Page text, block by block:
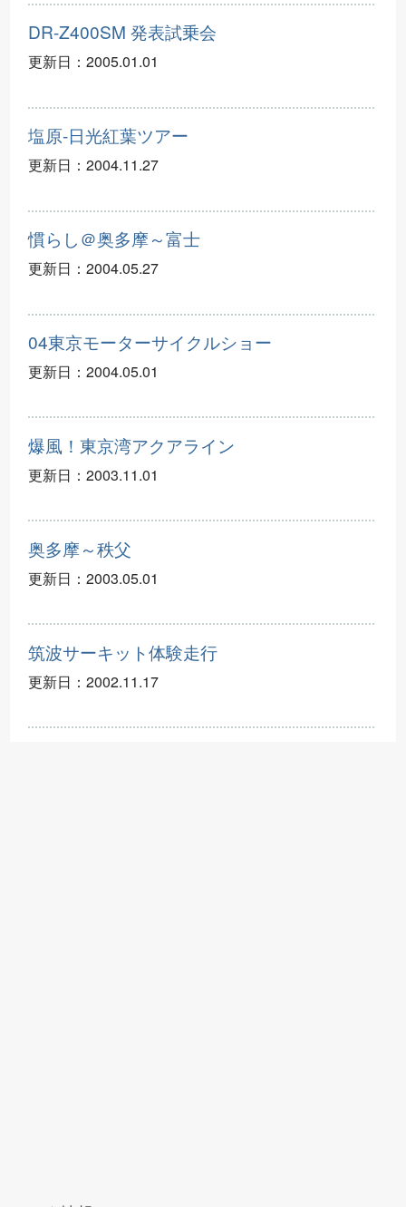
DR-Z400SM 発表試乗会
更新日： 2005.01.01
塩原-日光紅葉ツアー
更新日： 2004.11.27
慣らし＠奥多摩～富士
更新日： 2004.05.27
04東京モーターサイクルショー
更新日： 2004.05.01
爆風！東京湾アクアライン
更新日： 2003.11.01
奥多摩～秩父
更新日： 2003.05.01
筑波サーキット体験走行
更新日： 2002.11.17